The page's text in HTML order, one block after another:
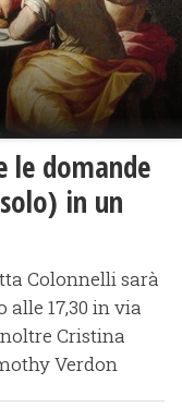
domande
in un
Colonnelli sarà
alle 17,30 in via
Cristina
Verdon